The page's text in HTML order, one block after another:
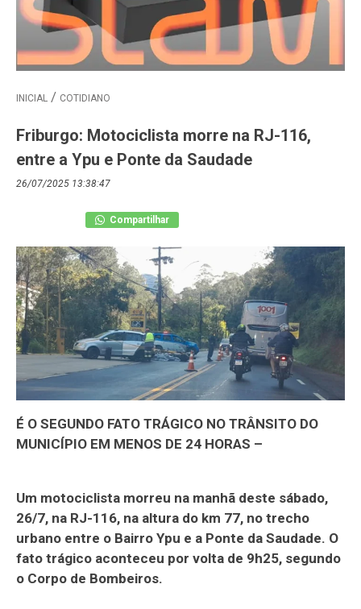
INICIAL COTIDIANO
Friburgo: Motociclista morre na RJ-116,
entre a Ypu e Ponte da Saudade
26/07/2025 13:38:47
Compartilhar
É O SEGUNDO FATO TRÁGICO NO TRÂNSITO DO
MUNICÍPIO EM MENOS DE 24 HORAS –
Um motociclista morreu na manhã deste sábado,
26/7, na RJ-116, na altura do km 77, no trecho
urbano entre o Bairro Ypu e a Ponte da Saudade. O
fato trágico aconteceu por volta de 9h25, segundo
o Corpo de Bombeiros.